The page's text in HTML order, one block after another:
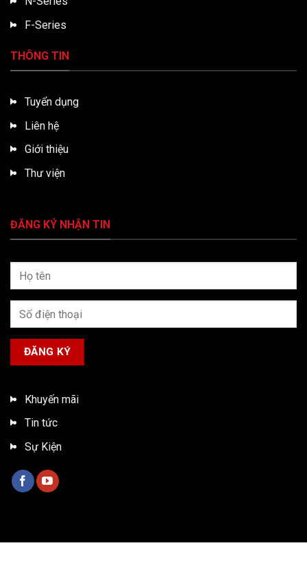
F-Series
THÔNG TIN
Tuyển dụng
Liên hệ
Giới thiệu
Thư viện
ĐĂNG KÝ NHẬN TIN
Khuyến mãi
Tin tức
Sự Kiện